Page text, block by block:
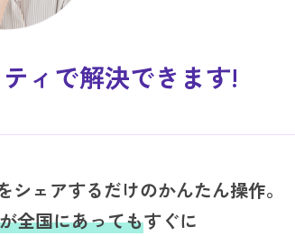
ィで解決できます!
シェアするだけのかんたん操作。
全国にあってもすぐに